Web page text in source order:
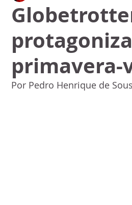
primavera-
Por Pedro Henrique de